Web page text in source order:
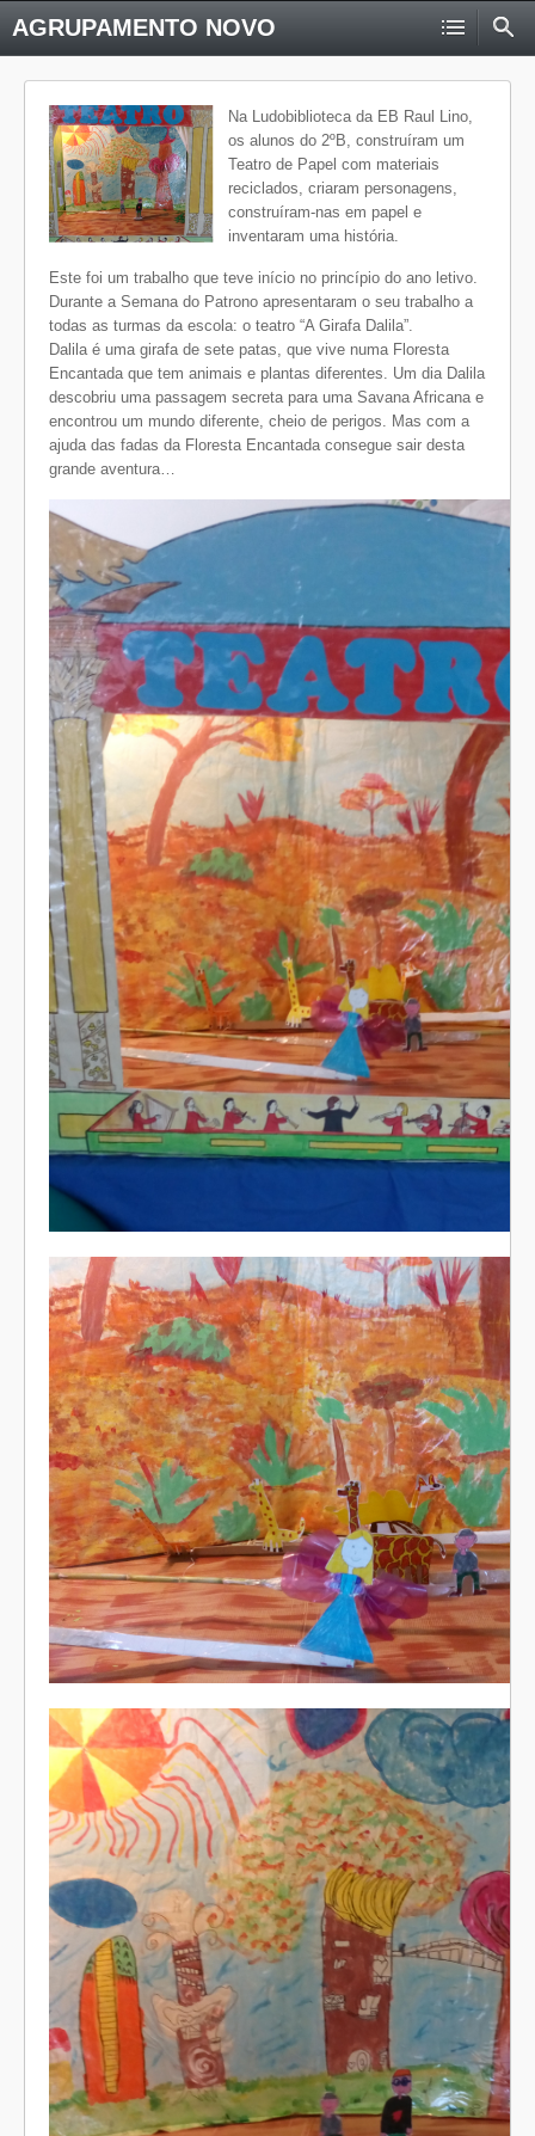
AGRUPAMENTO NOVO
Na Ludobiblioteca da EB Raul Lino,
os alunos do 2ºB, construíram um
Teatro de Papel com materiais
reciclados, criaram personagens,
construíram-nas em papel e
inventaram uma história.
Este foi um trabalho que teve início no princípio do ano letivo.
Durante a Semana do Patrono apresentaram o seu trabalho a
todas as turmas da escola: o teatro “A Girafa Dalila”.
Dalila é uma girafa de sete patas, que vive numa Floresta
Encantada que tem animais e plantas diferentes. Um dia Dalila
descobriu uma passagem secreta para uma Savana Africana e
encontrou um mundo diferente, cheio de perigos. Mas com a
ajuda das fadas da Floresta Encantada consegue sair desta
grande aventura…